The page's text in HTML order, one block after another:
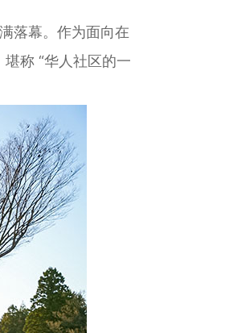
落幕。作为面向在
称 “华人社区的一